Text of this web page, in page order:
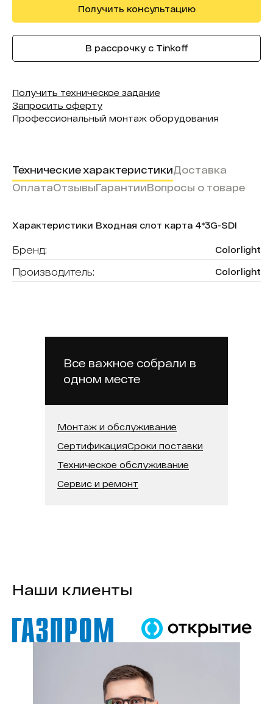
Получить консультацию
В рассрочку с Tinkoff
Получить техническое задание
Запросить оферту
Профессиональный монтаж оборудования
Технические характеристикиДоставка
ОплатаОтзывыГарантииВопросы о товаре
Характеристики Входная слот карта 4*3G-SDI
Бренд: Colorlight
Производитель: Colorlight
Разрешение: 4096х2160; 3840х2160
Все важное собрали в
одном месте
Монтаж и обслуживание
СертификацияСроки поставки
Техническое обслуживание
Сервис и ремонт
Наши клиенты